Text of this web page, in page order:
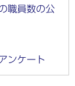
職員数の公
ンケート